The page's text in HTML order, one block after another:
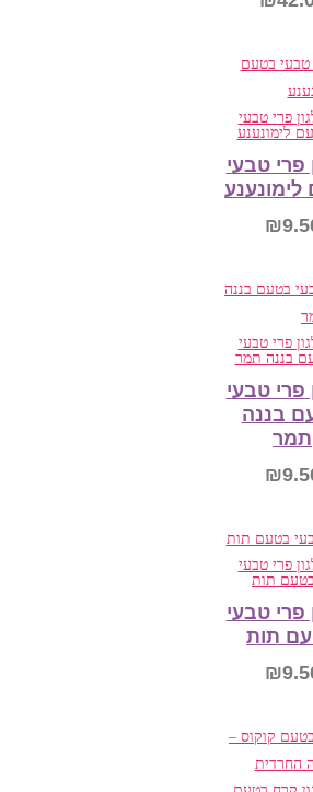
הוספה לסל
פרי טבעי
₪
הוספה לסל
פרי טבעי
בננה
תמר
₪
פרי טבעי
תות
₪